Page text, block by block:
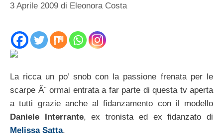
3 Aprile 2009 di Eleonora Costa
La ricca un po’ snob con la passione frenata per le
scarpe Ã¨ ormai entrata a far parte di questa tv aperta
a tutti grazie anche al fidanzamento con il modello
Daniele Interrante, ex tronista ed ex fidanzato di
Melissa Satta.